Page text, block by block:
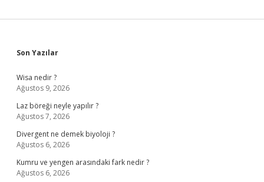
Sidebar
Son Yazılar
Wisa nedir ?
Ağustos 9, 2026
Laz böreği neyle yapılır ?
Ağustos 7, 2026
Divergent ne demek biyoloji ?
Ağustos 6, 2026
Kumru ve yengen arasındaki fark nedir ?
Ağustos 6, 2026